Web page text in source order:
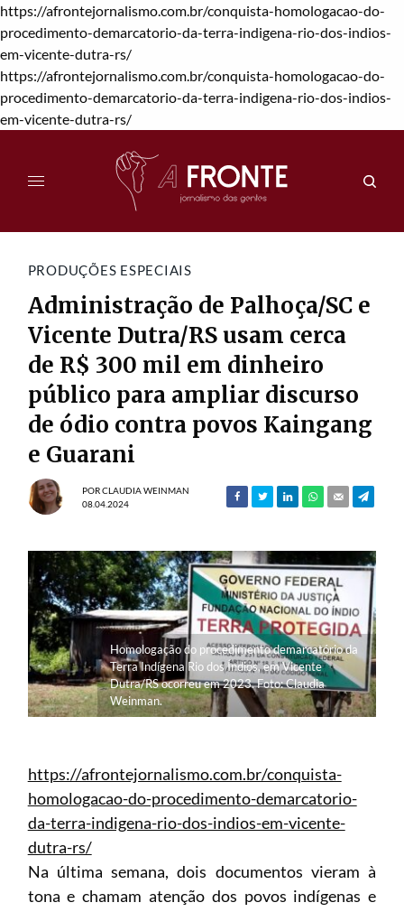
https://afrontejornalismo.com.br/conquista-homologacao-do-
procedimento-demarcatorio-da-terra-indigena-rio-dos-indios-
em-vicente-dutra-rs/
https://afrontejornalismo.com.br/conquista-homologacao-do-
procedimento-demarcatorio-da-terra-indigena-rio-dos-indios-
em-vicente-dutra-rs/
PRODUÇÕES ESPECIAIS
Administração de Palhoça/SC e
Vicente Dutra/RS usam cerca
de R$ 300 mil em dinheiro
público para ampliar discurso
de ódio contra povos Kaingang
e Guarani
PORCLAUDIA WEINMAN
08.04.2024
Homologação do procedimento demarcatório da
Terra Indígena Rio dos Índios, em Vicente
Dutra/RS ocorreu em 2023. Foto: Claudia
Weinman.
https://afrontejornalismo.com.br/conquista-
homologacao-do-procedimento-demarcatorio-
da-terra-indigena-rio-dos-indios-em-vicente-
dutra-rs/
Na última semana, dois documentos vieram à
tona e chamam atenção dos povos indígenas e